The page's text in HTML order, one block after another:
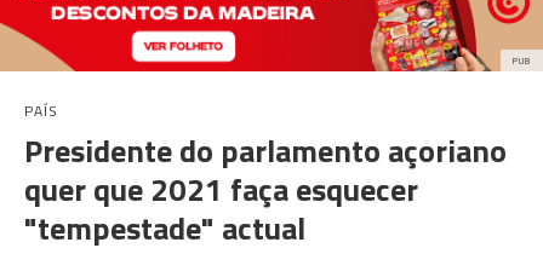
PUB
PAÍS
Presidente do parlamento açoriano
quer que 2021 faça esquecer
"tempestade" actual